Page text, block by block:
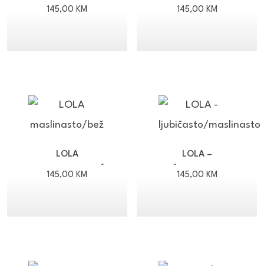
145,00 KM 145,00 KM
LOLA
MASLINASTO/BEŽ
145,00 KM
LOLA –
145,00 KM